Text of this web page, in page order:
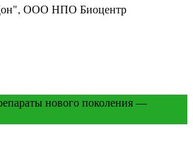
ООО НПО Биоцентр
нового поколения —